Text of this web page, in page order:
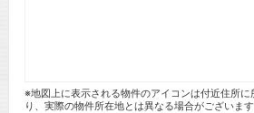
※地図上に表示される物件のアイコンは付近住所
り、実際の物件所在地とは異なる場合がございます